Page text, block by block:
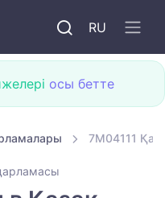
RU
осы бетте
7M04111